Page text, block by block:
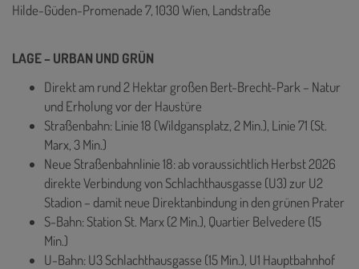
Hilde-Güden-Promenade 7, 1030 Wien, Landstraße
LAGE – URBAN UND GRÜN
Direkt am rund 2 Hektar großen Bert-Brecht-Park – Natur
und Erholung vor der Haustüre
Straßenbahn: Linie 18 (Wildgansplatz, 2 Min.), Linie 71 (St.
Marx, 3 Min.)
Neue Straßenbahnlinie 18: ab voraussichtlich Herbst 2026
direkte Verbindung von Schlachthausgasse (U3) zur U2
Stadion – damit neue Direktanbindung in den grünen Prater
S-Bahn: Station St. Marx (2 Min.), Quartier Belvedere (15
Min.)
U-Bahn: U3 Schlachthausgasse (15 Min.), U1 Hauptbahnhof